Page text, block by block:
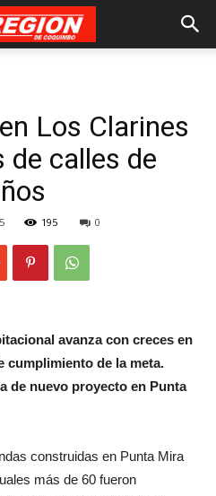
Los Clarines
de calles de
195 0
avanza con creces en
cumplimiento de la meta.
de nuevo proyecto en Punta
construidas en Punta Mira
más de 60 fueron